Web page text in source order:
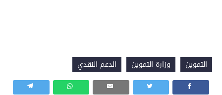
التموين وزارة التموين الدعم النقدي